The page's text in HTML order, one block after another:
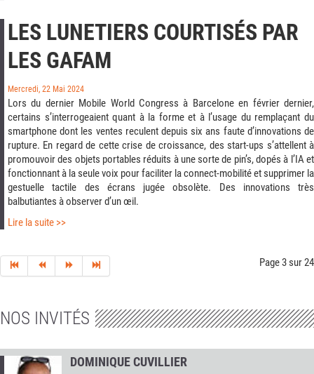
LES LUNETIERS COURTISÉS PAR
LES GAFAM
Mercredi, 22 Mai 2024
Lors du dernier Mobile World Congress à Barcelone en février dernier,
certains s’interrogeaient quant à la forme et à l’usage du remplaçant du
smartphone dont les ventes reculent depuis six ans faute d’innovations de
rupture. En regard de cette crise de croissance, des start-ups s’attellent à
promouvoir des objets portables réduits à une sorte de pin’s, dopés à l’IA et
fonctionnant à la seule voix pour faciliter la connect-mobilité et supprimer la
gestuelle tactile des écrans jugée obsolète. Des innovations très
balbutiantes à observer d’un œil.
Lire la suite >>
Page 3 sur 24
NOS INVITÉS
DOMINIQUE CUVILLIER